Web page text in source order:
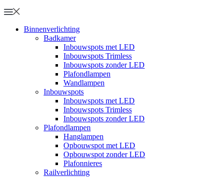
Binnenverlichting
Badkamer
Inbouwspots met LED
Inbouwspots Trimless
Inbouwspots zonder LED
Plafondlampen
Wandlampen
Inbouwspots
Inbouwspots met LED
Inbouwspots Trimless
Inbouwspots zonder LED
Plafondlampen
Hanglampen
Opbouwspot met LED
Opbouwspot zonder LED
Plafonnieres
Railverlichting